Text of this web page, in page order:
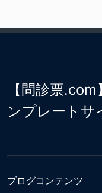
【問診票
ンプレートサ
ブログコンテンツ